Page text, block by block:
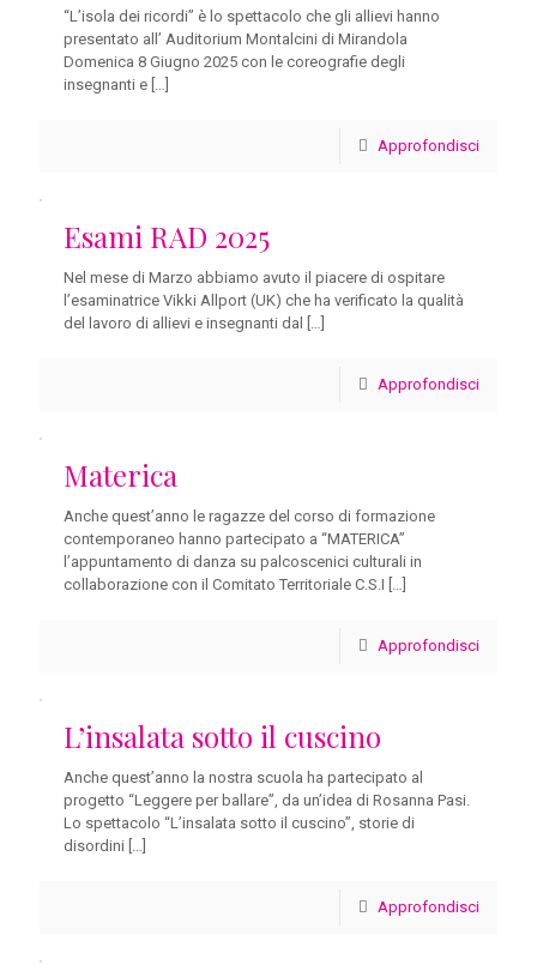
“L’isola dei ricordi” è lo spettacolo che gli allievi hanno
presentato all’ Auditorium Montalcini di Mirandola
Domenica 8 Giugno 2025 con le coreografie degli
insegnanti e […]
Approfondisci
Esami RAD 2025
Nel mese di Marzo abbiamo avuto il piacere di ospitare
l’esaminatrice Vikki Allport (UK) che ha verificato la qualità
del lavoro di allievi e insegnanti dal
[…]
Approfondisci
Materica
Anche quest’anno le ragazze del corso di formazione
contemporaneo hanno partecipato a “MATERICA”
l’appuntamento di danza su palcoscenici culturali in
collaborazione con il Comitato Territoriale C.S.I […]
Approfondisci
L’insalata sotto il cuscino
Anche quest’anno la nostra scuola ha partecipato al
progetto “Leggere per ballare”, da un’idea di Rosanna Pasi.
Lo spettacolo “L’insalata sotto il cuscino”, storie di
disordini […]
Approfondisci